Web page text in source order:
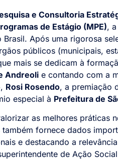
e Consultoria
de Estágio (MPE),
Após uma rigorosa
públicos (municipais,
mais se dedicam à
Andreoli e contando com a
Rosi Rosendo, a premiação
especial à Prefeitura de
as melhores práticas
fornece dados
e destacando a
de Ação